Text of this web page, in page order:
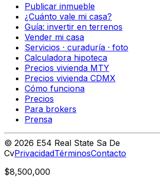
Publicar inmueble
¿Cuánto vale mi casa?
Guía: invertir en terrenos
Vender mi casa
Servicios · curaduría · foto
Calculadora hipoteca
Precios vivienda MTY
Precios vivienda CDMX
Cómo funciona
Precios
Para brokers
Prensa
© 2026 E54 Real State Sa De
CvPrivacidadTérminosContacto
$8,500,000